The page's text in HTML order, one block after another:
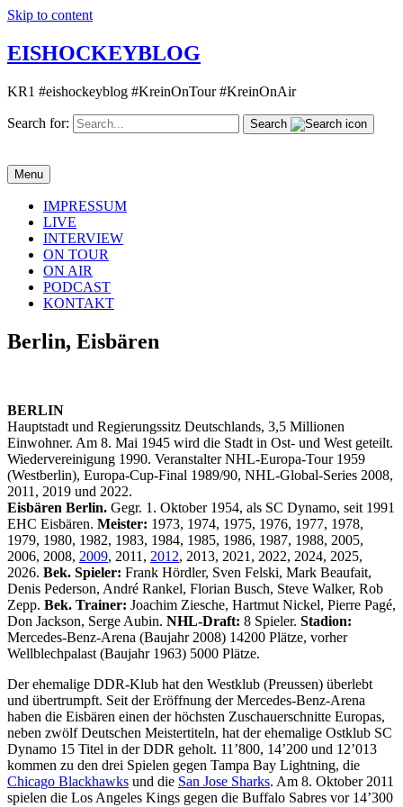
Skip to content
EISHOCKEYBLOG
KR1 #eishockeyblog #KreinOnTour #KreinOnAir
Search for: Search
Menu
IMPRESSUM
LIVE
INTERVIEW
ON TOUR
ON AIR
PODCAST
KONTAKT
Berlin, Eisbären
BERLIN
Hauptstadt und Regierungssitz Deutschlands, 3,5 Millionen
Einwohner. Am 8. Mai 1945 wird die Stadt in Ost- und West geteilt.
Wiedervereinigung 1990. Veranstalter NHL-Europa-Tour 1959
(Westberlin), Europa-Cup-Final 1989/90, NHL-Global-Series 2008,
2011, 2019 und 2022.
Eisbären Berlin. Gegr. 1. Oktober 1954, als SC Dynamo, seit 1991
EHC Eisbären. Meister: 1973, 1974, 1975, 1976, 1977, 1978,
1979, 1980, 1982, 1983, 1984, 1985, 1986, 1987, 1988, 2005,
2006, 2008, 2009, 2011, 2012, 2013, 2021, 2022, 2024, 2025,
2026. Bek. Spieler: Frank Hördler, Sven Felski, Mark Beaufait,
Denis Pederson, André Rankel, Florian Busch, Steve Walker, Rob
Zepp. Bek. Trainer: Joachim Ziesche, Hartmut Nickel, Pierre Pagé,
Don Jackson, Serge Aubin. NHL-Draft: 8 Spieler. Stadion:
Mercedes-Benz-Arena (Baujahr 2008) 14200 Plätze, vorher
Wellblechpalast (Baujahr 1963) 5000 Plätze.
Der ehemalige DDR-Klub hat den Westklub (Preussen) überlebt
und übertrumpft. Seit der Eröffnung der Mercedes-Benz-Arena
haben die Eisbären einen der höchsten Zuschauerschnitte Europas,
neben zwölf Deutschen Meistertiteln, hat der ehemalige Ostklub SC
Dynamo 15 Titel in der DDR geholt. 11’800, 14’200 und 12’013
kommen zu den drei Spielen gegen Tampa Bay Lightning, die
Chicago Blackhawks und die San Jose Sharks. Am 8. Oktober 2011
spielen die Los Angeles Kings gegen die Buffalo Sabres vor 14’300